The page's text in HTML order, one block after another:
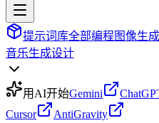
提示词库全部编程 图像生成
音乐生成设计
用AI开始Gemini
Cursor
AntiGravity